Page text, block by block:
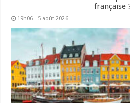
française
19h06 - 5 août 2026